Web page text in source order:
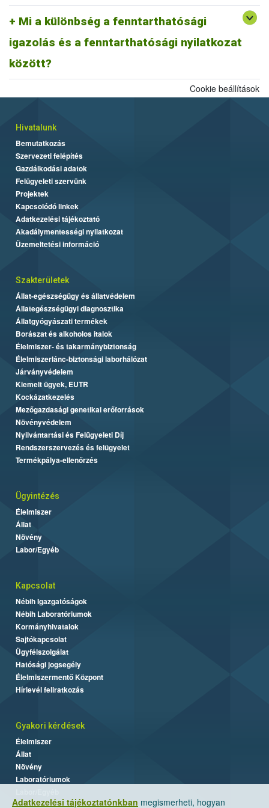
Mi a különbség a fenntarthatósági
igazolás és a fenntarthatósági nyilatkozat
között?
A fentiek alapján fenntarthatósági nyilatkozatnak minősül a
biomassza igazolás is, ahogyan egy ISCC farm nyilatkozat is,
más tagállami fenntarthatósági rendszer szerinti fenntarthatósági
dokumentum is.
Adatkezelési tájékoztatónkban megismerheti, hogyan
Cookie beállítások
Hivatalunk
Bemutatkozás
Szervezeti felépítés
Gazdálkodási adatok
Felügyeleti szervünk
Projektek
Kapcsolódó linkek
Adatkezelési tájékoztató
Akadálymentességi nyilatkozat
Üzemeltetési információ
Szakterületek
Állat-egészségügy és állatvédelem
Állategészségügyi diagnosztika
Állatgyógyászati termékek
Borászat és alkoholos italok
Élelmiszer- és takarmánybiztonság
Élelmiszerlánc-biztonsági laborhálózat
Járványvédelem
Kiemelt ügyek, EUTR
Kockázatkezelés
Mezőgazdasági genetikai erőforrások
Növényvédelem
Nyilvántartási és Felügyeleti Díj
Rendszerszervezés és felügyelet
Termékpálya-ellenőrzés
Ügyintézés
Élelmiszer
Állat
Növény
Labor/Egyéb
Kapcsolat
Nébih Igazgatóságok
Nébih Laboratóriumok
Kormányhivatalok
Sajtókapcsolat
Ügyfélszolgálat
Hatósági jogsegély
Élelmiszermentő Központ
Hírlevél feliratkozás
Gyakori kérdések
Élelmiszer
Állat
Növény
Laboratóriumok